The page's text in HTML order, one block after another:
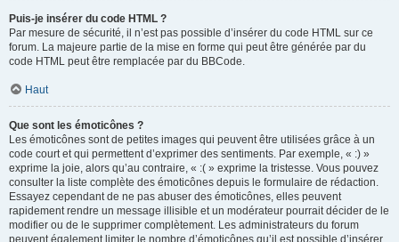
Puis-je insérer du code HTML ?
Par mesure de sécurité, il n’est pas possible d’insérer du code HTML sur ce
forum. La majeure partie de la mise en forme qui peut être générée par du
code HTML peut être remplacée par du BBCode.
Haut
Que sont les émoticônes ?
Les émoticônes sont de petites images qui peuvent être utilisées grâce à un
code court et qui permettent d’exprimer des sentiments. Par exemple, « :) »
exprime la joie, alors qu’au contraire, « :( » exprime la tristesse. Vous pouvez
consulter la liste complète des émoticônes depuis le formulaire de rédaction.
Essayez cependant de ne pas abuser des émoticônes, elles peuvent
rapidement rendre un message illisible et un modérateur pourrait décider de le
modifier ou de le supprimer complètement. Les administrateurs du forum
peuvent également limiter le nombre d’émoticônes qu’il est possible d’insérer